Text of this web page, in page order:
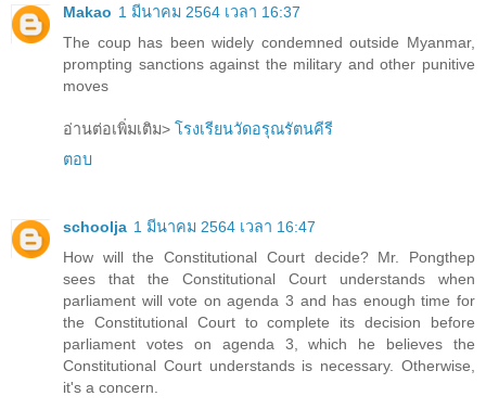
Makao 1 มีนาคม 2564 เวลา 16:37
The coup has been widely condemned outside Myanmar,
prompting sanctions against the military and other punitive
moves
อ่านต่อเพิ่มเติม> โรงเรียนวัดอรุณรัตนคีรี
ตอบ
schoolja 1 มีนาคม 2564 เวลา 16:47
How will the Constitutional Court decide? Mr. Pongthep
sees that the Constitutional Court understands when
parliament will vote on agenda 3 and has enough time for
the Constitutional Court to complete its decision before
parliament votes on agenda 3, which he believes the
Constitutional Court understands is necessary. Otherwise,
it's a concern.